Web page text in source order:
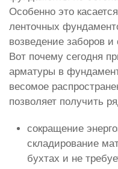
Особенно это
ленточных
возведение заборов
Вот почему сегодня
арматуры в
весомое
позволяет получить
сокращение
складирование
бухтах и не